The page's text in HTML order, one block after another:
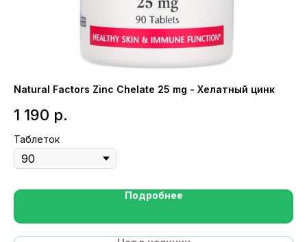
Natural Factors Zinc Chelate 25 mg - Хелатный цинк
1 190 р.
Таблеток
Подробнее